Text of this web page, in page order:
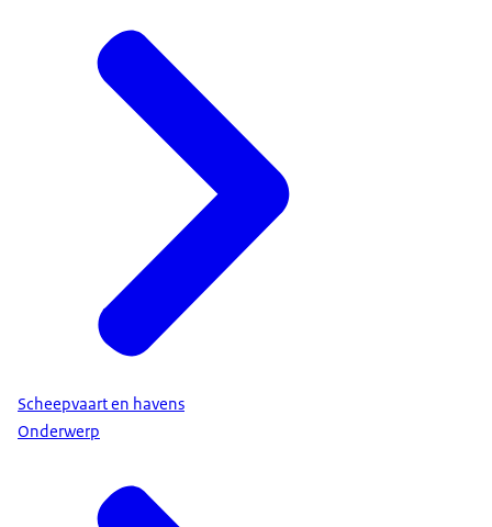
Scheepvaart en havens
Onderwerp